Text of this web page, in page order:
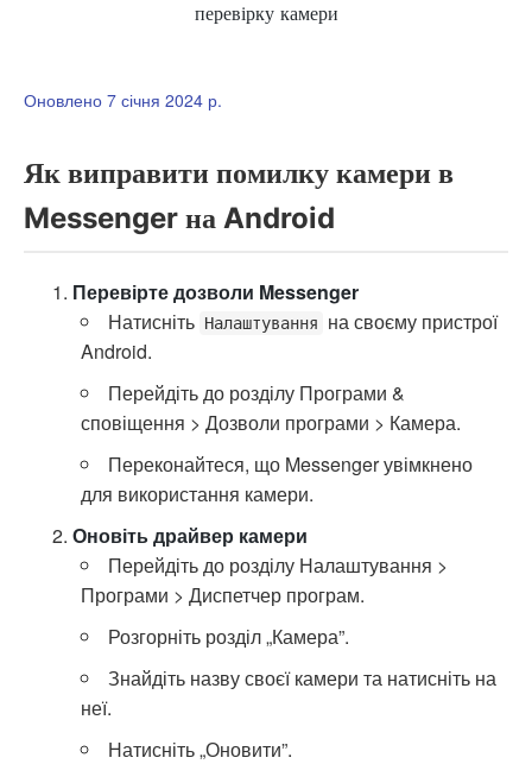
перевірку камери
Оновлено 7 січня 2024 р.
Як виправити помилку камери в
Messenger на Android
Перевірте дозволи Messenger
Натисніть Налаштування
на своєму пристрої
Android.
Перейдіть до розділу Програми &
сповіщення > Дозволи програми > Камера.
Переконайтеся, що Messenger увімкнено
для використання камери.
Оновіть драйвер камери
Перейдіть до розділу Налаштування >
Програми > Диспетчер програм.
Розгорніть розділ „Камера”.
Знайдіть назву своєї камери та натисніть на
неї.
Натисніть „Оновити”.